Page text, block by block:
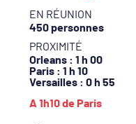
EN RÉUNION
450 personnes
PROXIMITÉ
Orleans : 1 h 00
Paris : 1 h 10
Versailles : 0 h 55
A 1h10 de Paris